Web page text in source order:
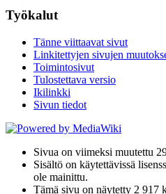
Työkalut
Tänne viittaavat sivut
Linkitettyjen sivujen
Toimintosivut
Tulostettava versio
Ikilinkki
Sivun tiedot
Sivua on viimeksi muutettu
Sisältö on käytettävissä
ole mainittu.
Tämä sivu on näytetty 2 917